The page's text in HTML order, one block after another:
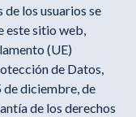
los usuarios se
este sitio web,
(UE)
de Datos,
de diciembre, de
de los derechos